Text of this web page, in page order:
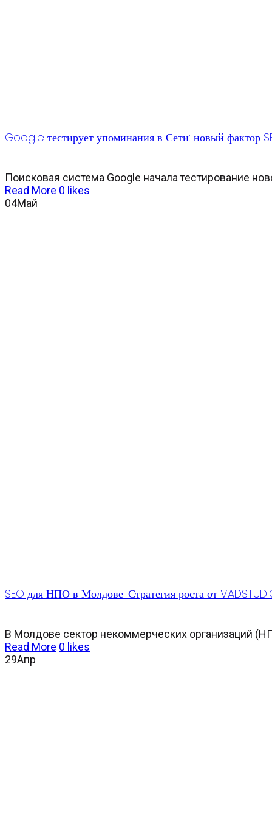
Google тестирует упоминания в Сети: новый фактор
Поисковая система Google начала тестирование
Read More 0 likes
04Май
SEO для НПО в Молдове: Стратегия роста от
В Молдове сектор некоммерческих организаций
Read More 0 likes
29Апр